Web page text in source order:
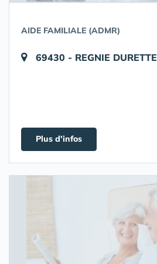
AIDE FAMILIALE (ADMR)
69430 - REGNIE DURETTE
Plus d'infos